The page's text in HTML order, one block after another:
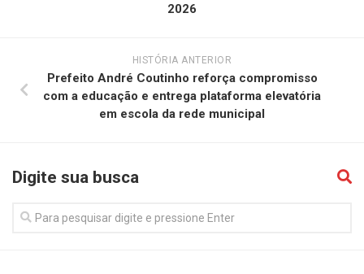
2026
HISTÓRIA ANTERIOR
Prefeito André Coutinho reforça compromisso
com a educação e entrega plataforma elevatória
em escola da rede municipal
Digite sua busca